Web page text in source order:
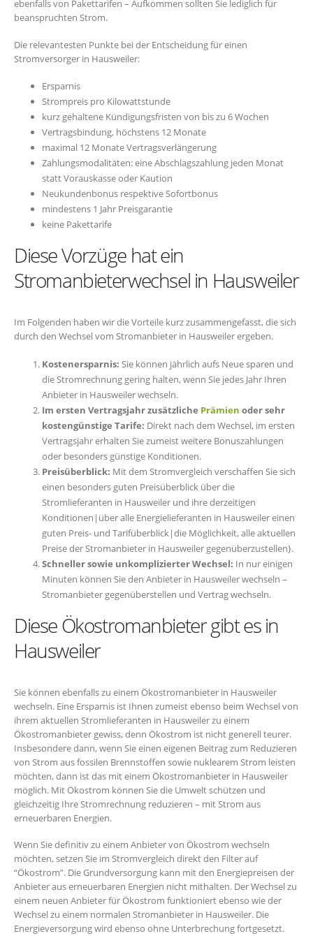
ebenfalls von Pakettarifen – Aufkommen sollten Sie lediglich für
beanspruchten Strom.
Die relevantesten Punkte bei der Entscheidung für einen
Stromversorger in Hausweiler:
Ersparnis
Strompreis pro Kilowattstunde
kurz gehaltene Kündigungsfristen von bis zu 6 Wochen
Vertragsbindung, höchstens 12 Monate
maximal 12 Monate Vertragsverlängerung
Zahlungsmodalitäten: eine Abschlagszahlung jeden Monat
statt Vorauskasse oder Kaution
Neukundenbonus respektive Sofortbonus
mindestens 1 Jahr Preisgarantie
keine Pakettarife
Diese Vorzüge hat ein
Stromanbieterwechsel in Hausweiler
Im Folgenden haben wir die Vorteile kurz zusammengefasst, die sich
durch den Wechsel vom Stromanbieter in Hausweiler ergeben.
Kostenersparnis: Sie können jährlich aufs Neue sparen und
die Stromrechnung gering halten, wenn Sie jedes Jahr Ihren
Anbieter in Hausweiler wechseln.
Im ersten Vertragsjahr zusätzliche Prämien oder sehr
kostengünstige Tarife: Direkt nach dem Wechsel, im ersten
Vertragsjahr erhalten Sie zumeist weitere Bonuszahlungen
oder besonders günstige Konditionen.
Preisüberblick: Mit dem Stromvergleich verschaffen Sie sich
einen besonders guten Preisüberblick über die
Stromlieferanten in Hausweiler und ihre derzeitigen
Konditionen|über alle Energielieferanten in Hausweiler einen
guten Preis- und Tarifüberblick|die Möglichkeit, alle aktuellen
Preise der Stromanbieter in Hausweiler gegenüberzustellen}.
Schneller sowie unkomplizierter Wechsel: In nur einigen
Minuten können Sie den Anbieter in Hausweiler wechseln –
Stromanbieter gegenüberstellen und Vertrag wechseln.
Diese Ökostromanbieter gibt es in
Hausweiler
Sie können ebenfalls zu einem Ökostromanbieter in Hausweiler
wechseln. Eine Ersparnis ist Ihnen zumeist ebenso beim Wechsel von
ihrem aktuellen Stromlieferanten in Hausweiler zu einem
Ökostromanbieter gewiss, denn Ökostrom ist nicht generell teurer.
Insbesondere dann, wenn Sie einen eigenen Beitrag zum Reduzieren
von Strom aus fossilen Brennstoffen sowie nuklearem Strom leisten
möchten, dann ist das mit einem Ökostromanbieter in Hausweiler
möglich. Mit Ökostrom können Sie die Umwelt schützen und
gleichzeitig Ihre Stromrechnung reduzieren – mit Strom aus
erneuerbaren Energien.
Wenn Sie definitiv zu einem Anbieter von Ökostrom wechseln
möchten, setzen Sie im Stromvergleich direkt den Filter auf
“Ökostrom”. Die Grundversorgung kann mit den Energiepreisen der
Anbieter aus erneuerbaren Energien nicht mithalten. Der Wechsel zu
einem neuen Anbieter für Ökostrom funktioniert ebenso wie der
Wechsel zu einem normalen Stromanbieter in Hausweiler. Die
Energieversorgung wird ebenso ohne Unterbrechung fortgesetzt.